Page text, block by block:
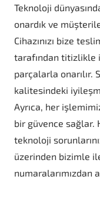
Teknoloji
onardık ve
Cihazınızı bize
tarafından titizlikle
parçalarla onarılır.
kalitesindeki
Ayrıca, her
bir güvence sağlar.
teknoloji
üzerinden bizimle
numaralarımızdan